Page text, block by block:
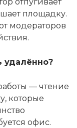
площадку.
модераторов
удалённо?
— чтение
которые
офис.